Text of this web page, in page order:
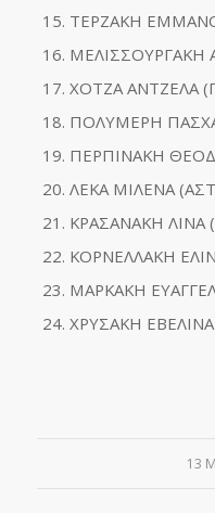
ΤΕΡΖΑΚΗ
ΜΕΛΙΣΣΟΥΡΓΑΚΗ
ΧΟΤΖΑ ΑΝΤΖΕΛΑ
ΠΟΛΥΜΕΡΗ
ΠΕΡΠΙΝΑΚΗ
ΛΕΚΑ ΜΙΛΕΝΑ
ΚΡΑΣΑΝΑΚΗ ΛΙΝΑ
ΚΟΡΝΕΛΛΑΚΗ
ΜΑΡΚΑΚΗ
ΧΡΥΣΑΚΗ
13